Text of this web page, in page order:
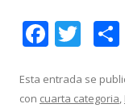
F
e
T
itt
Esta entrada se
con cuarta categoria,